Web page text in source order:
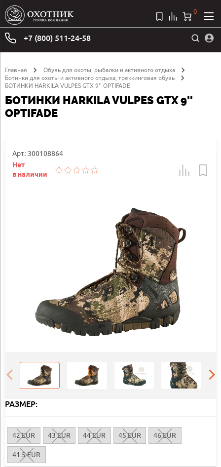
+7 (800) 511-24-58
0
Главная
Обувь для охоты, рыбалки и активного отдыха
Ботинки для охоты и активного отдыха, треккинговая обувь
БОТИНКИ HARKILA VULPES GTX 9'' OPTIFADE
БОТИНКИ HARKILA VULPES GTX 9''
OPTIFADE
Арт.: 300108864
Нет
в наличии
РАЗМЕР:
42 EUR 43 EUR 44 EUR 45 EUR 46 EUR
41.5 EUR